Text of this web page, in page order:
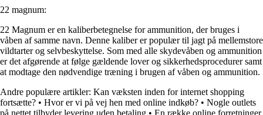
22 magnum:
22 Magnum er en kaliberbetegnelse for ammunition, der bruges i
våben af samme navn. Denne kaliber er populær til jagt på mellemstore
vildtarter og selvbeskyttelse. Som med alle skydevåben og ammunition
er det afgørende at følge gældende lover og sikkerhedsprocedurer samt
at modtage den nødvendige træning i brugen af våben og ammunition.
Andre populære artikler: Kan væksten inden for internet shopping
fortsætte? • Hvor er vi på vej hen med online indkøb? • Nogle outlets
på nettet tilbyder levering uden betaling • En række online forretninger